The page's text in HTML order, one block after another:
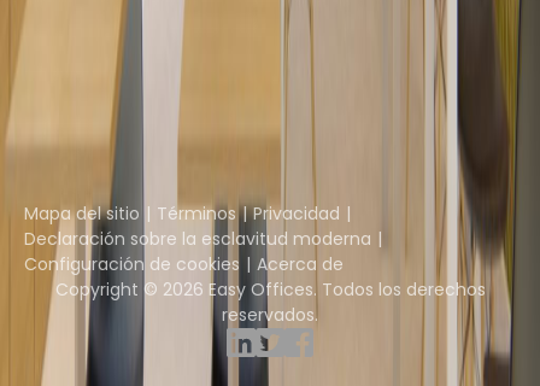
Instant Group
Mapa del sitio Términos
Privacidad
Declaración sobre la esclavitud moderna
Configuración de cookies
Acerca de
Copyright © 2026 Easy Offices. Todos los derechos
reservados.